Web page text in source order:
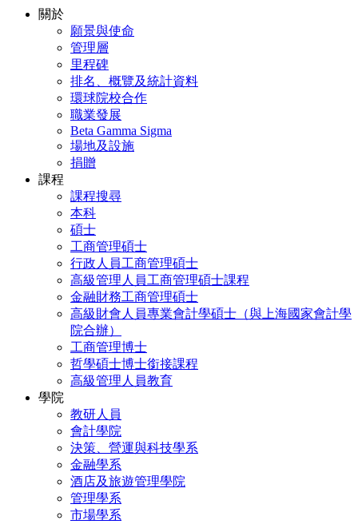
關於
願景與使命
管理層
里程碑
排名、概覽及統計資料
環球院校合作
職業發展
Beta Gamma Sigma
場地及設施
捐贈
課程
課程搜尋
本科
碩士
工商管理碩士
行政人員工商管理碩士
高級管理人員工商管理碩士課程
金融財務工商管理碩士
高級財會人員專業會計學碩士（與上海國家會計學
院合辦）
工商管理博士
哲學碩士博士銜接課程
高級管理人員教育
學院
教研人員
會計學院
決策、營運與科技學系
金融學系
酒店及旅遊管理學院
管理學系
市場學系